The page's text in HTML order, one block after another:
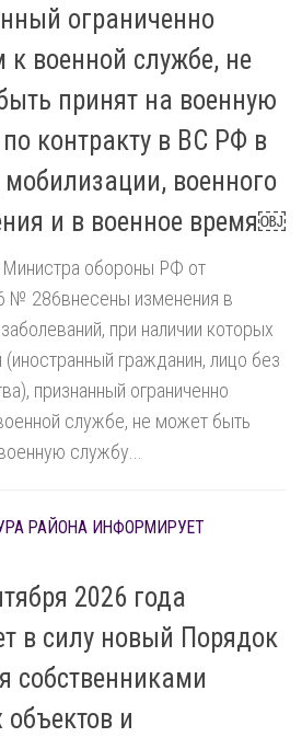
ограниченно
к военной службе, не
принят на военную
контракту в ВС РФ в
мобилизации, военного
и в военное время￼
обороны РФ от
№ 286внесены изменения в
при наличии которых
(иностранный гражданин, лицо без
признанный ограниченно
службе, не может быть
службу...
РАЙОНА ИНФОРМИРУЕТ
2026 года
в силу новый Порядок
собственниками
и